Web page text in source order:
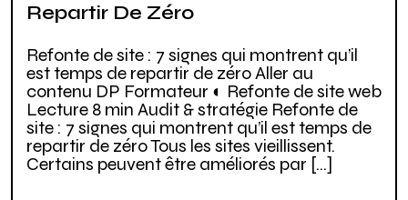
Repartir De Zéro
Refonte de site : 7 signes qui montrent qu’il
est temps de repartir de zéro Aller au
contenu DP Formateur ◐ Refonte de site web
Lecture 8 min Audit & stratégie Refonte de
site : 7 signes qui montrent qu’il est temps de
repartir de zéro Tous les sites vieillissent.
Certains peuvent être améliorés par […]